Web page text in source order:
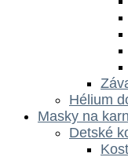
Hélium
Masky na
Detské